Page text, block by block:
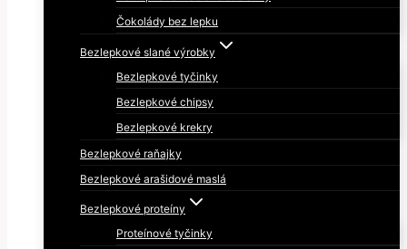
Čokolády bez lepku
Bezlepkové slané výrobky
Bezlepkové tyčinky
Bezlepkové chipsy
Bezlepkové krekry
Bezlepkové raňajky
Bezlepkové arašidové maslá
Bezlepkové proteíny
Proteínové tyčinky